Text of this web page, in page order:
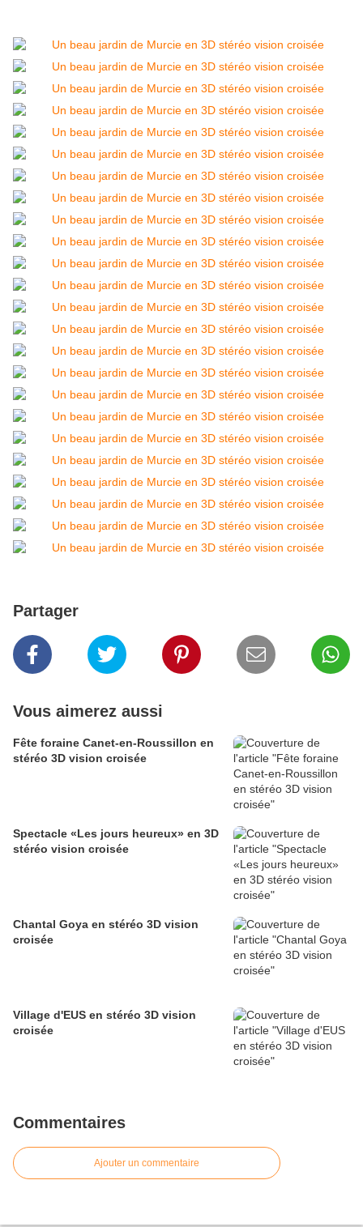
Partager
Vous aimerez aussi
Fête foraine Canet-en-Roussillon en
stéréo 3D vision croisée
Spectacle «Les jours heureux» en 3D
stéréo vision croisée
Chantal Goya en stéréo 3D vision
croisée
Village d'EUS en stéréo 3D vision
croisée
Commentaires
Ajouter un commentaire